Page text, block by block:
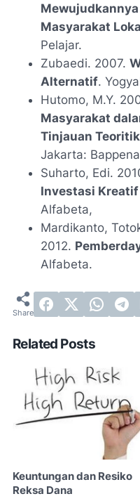
Masyarakat
Pelajar.
Zubaedi. 2007.
Alternatif.
Hutomo, M.Y.
Masyarakat
Tinjauan
Jakarta:
Suharto, Edi.
Investasi Kreatif
Alfabeta,
Mardikanto,
2012.
Alfabeta.
Related Posts
Keuntungan dan Resiko
Reksa Dana